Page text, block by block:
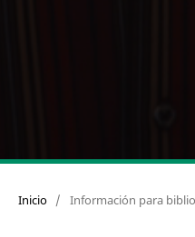
Inicio / Información para